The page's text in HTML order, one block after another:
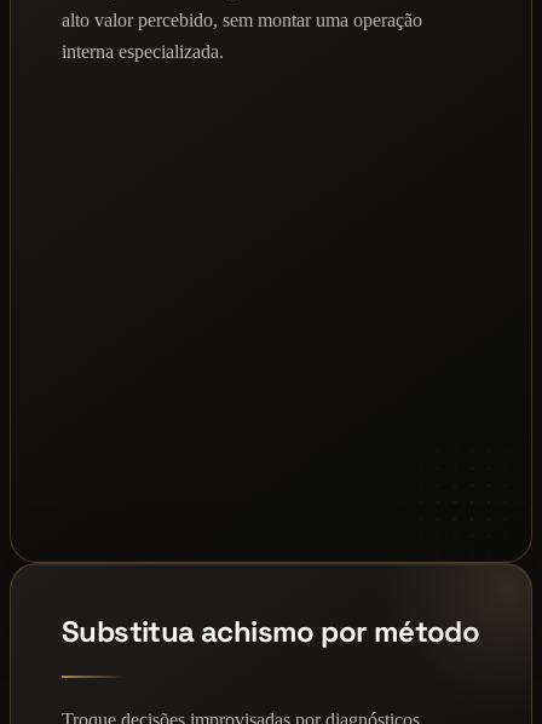
alto valor percebido, sem montar uma operação
interna especializada.
Substitua achismo por método
Troque decisões improvisadas por diagnósticos,